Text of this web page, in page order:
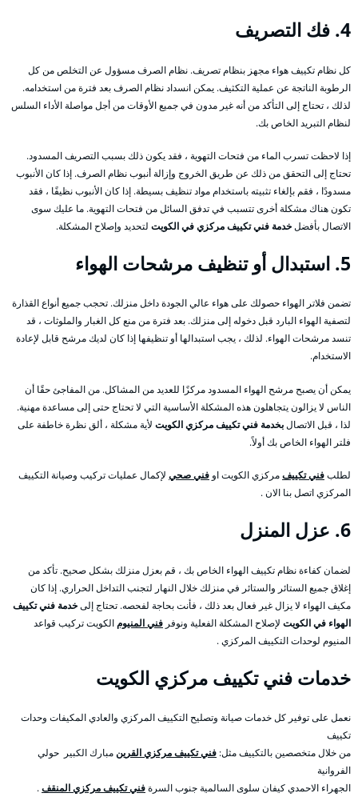
4. فك التصريف
كل نظام تكييف هواء مجهز بنظام تصريف. نظام الصرف مسؤول عن التخلص من كل
الرطوبة الناتجة عن عملية التكثيف. يمكن انسداد نظام الصرف بعد فترة من استخدامه.
لذلك ، تحتاج إلى التأكد من أنه غير مدون في جميع الأوقات من أجل مواصلة الأداء السلس
لنظام التبريد الخاص بك.
إذا لاحظت تسرب الماء من فتحات التهوية ، فقد يكون ذلك بسبب التصريف المسدود.
تحتاج إلى التحقق من ذلك عن طريق الخروج وإزالة أنبوب نظام الصرف. إذا كان الأنبوب
مسدودًا ، فقم بإلغاء تثبيته باستخدام مواد تنظيف بسيطة. إذا كان الأنبوب نظيفًا ، فقد
تكون هناك مشكلة أخرى تتسبب في تدفق السائل من فتحات التهوية. ما عليك سوى
الاتصال بأفضلخدمة فني تكييف مركزي في الكويت لتحديد وإصلاح المشكلة.
5. استبدال أو تنظيف مرشحات الهواء
تضمن فلاتر الهواء حصولك على هواء عالي الجودة داخل منزلك. تحجب جميع أنواع القذارة
لتصفية الهواء البارد قبل دخوله إلى منزلك. بعد فترة من منع كل الغبار والملوثات ، قد
تنسد مرشحات الهواء. لذلك ، يجب استبدالها أو تنظيفها إذا كان لديك مرشح قابل لإعادة
الاستخدام.
يمكن أن يصبح مرشح الهواء المسدود مركزًا للعديد من المشاكل. من المفاجئ حقًا أن
الناس لا يزالون يتجاهلون هذه المشكلة الأساسية التي لا تحتاج حتى إلى مساعدة مهنية.
لذا ، قبل الاتصالبخدمة فني تكييف مركزي الكويت لأية مشكلة ، ألق نظرة خاطفة على
فلتر الهواء الخاص بك أولاً.
لطلبفني تكييفمركزي الكويت او فني صحي لإكمال عمليات تركيب وصيانة التكييف
المركزي اتصل بنا الان .
6. عزل المنزل
لضمان كفاءة نظام تكييف الهواء الخاص بك ، قم بعزل منزلك بشكل صحيح. تأكد من
إغلاق جميع الستائر والستائر في منزلك خلال النهار لتجنب التداخل الحراري. إذا كان
مكيف الهواء لا يزال غير فعال بعد ذلك ، فأنت بحاجة لفحصه. تحتاج إلىخدمة فني تكييف
الهواء في الكويت لإصلاح المشكلة الفعلية ونوفر فني المنيومالكويت تركيب قواعد
المنيوم لوحدات التكييف المركزي .
خدمات فني تكييف مركزي الكويت
نعمل على توفير كل خدمات صيانة وتصليح التكييف المركزي والعادي المكيفات وحدات
تكييف
من خلال متخصصين بالتكييف مثل: فني تكييف مركزي القرينمبارك الكبير حولي
الفروانية
الجهراء الاحمدي كيفان سلوى السالمية جنوب السرةفني تكييف مركزي المنقف.